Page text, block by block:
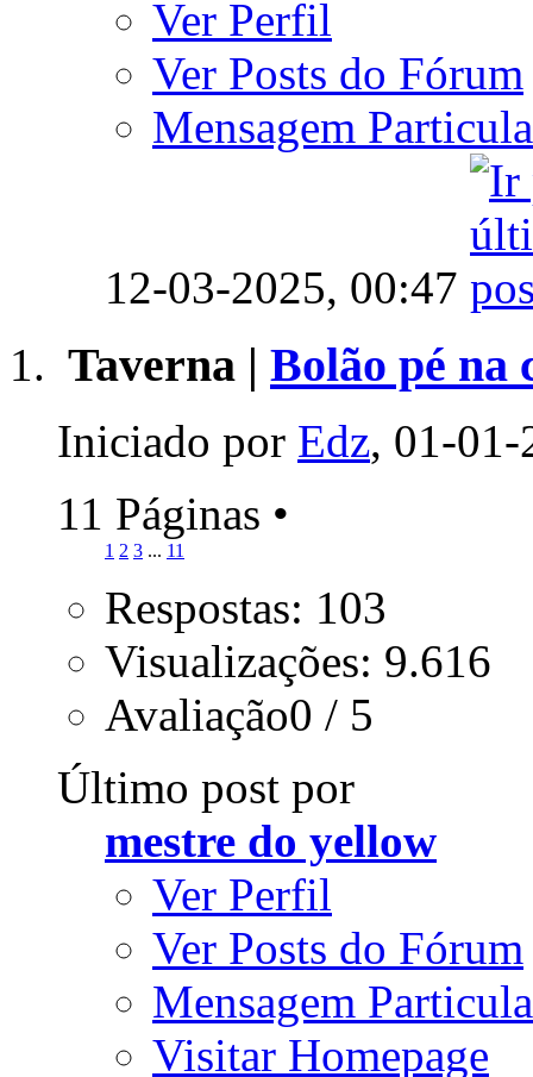
Ver Perfil
Ver Posts do Fórum
Mensagem
12-03-2025, 00:47
Taverna | Bolão pé na
Iniciado por Edz, 01-01-
11 Páginas •
1 2 3 ... 11
Respostas: 103
Visualizações: 9.616
Avaliação0 / 5
Último post por
mestre do yellow
Ver Perfil
Ver Posts do Fórum
Mensagem
Visitar Homepage